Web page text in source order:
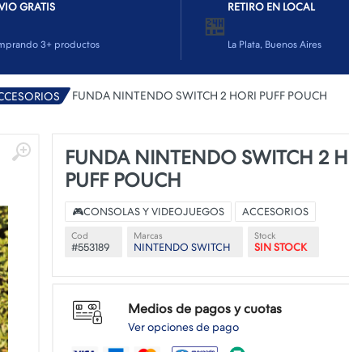
GRATIS
3+ productos
🏪
RETIRO EN LOCAL
La Plata, Buenos Aires
FUNDA NINTENDO SWITCH 2 HORI PUFF POUCH
FUNDA NINTENDO SWITCH 2
PUFF POUCH
🎮CONSOLAS Y VIDEOJUEGOS ACCESORIOS
Cod
#553189
Marcas
NINTENDO SWITCH
Stock
SIN STOCK
Medios de pagos y cuotas
Ver opciones de pago